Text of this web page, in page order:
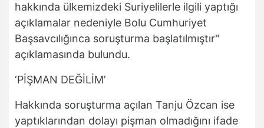
hakkında ülkemizdeki Suriyelilerle ilgili yaptığı
açıklamalar nedeniyle Bolu Cumhuriyet
Başsavcılığınca soruşturma başlatılmıştır"
açıklamasında bulundu.
‘PİŞMAN DEĞİLİM’
Hakkında soruşturma açılan Tanju Özcan ise
yaptıklarından dolayı pişman olmadığını ifade